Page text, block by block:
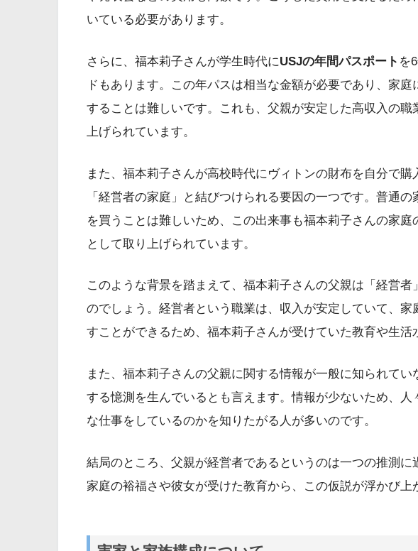
いている必要があります。
さらに、福本莉子さんが学生時代にUSJの年間パスポート を
ドもあります。この年パスは相当な金額が必要であり、家
することは難しいです。これも、父親が安定した高収入の職
上げられています。
また、福本莉子さんが高校時代にヴィトンの財布を自分で
「経営者の家庭」と結びつけられる要因の一つです。普通
を買うことは難しいため、この出来事も福本莉子さんの家
として取り上げられています。
このような背景を踏まえて、福本莉子さんの父親は「経営
のでしょう。経営者という職業は、収入が安定していて、家
すことができるため、福本莉子さんが受けていた教育や生活
また、福本莉子さんの父親に関する情報が一般に知られて
する憶測を生んでいるとも言えます。情報が少ないため、
な仕事をしているのかを知りたがる人が多いのです。
結局のところ、父親が経営者であるというのは一つの推測
家庭の裕福さや彼女が受けた教育から、この仮説が浮かび上